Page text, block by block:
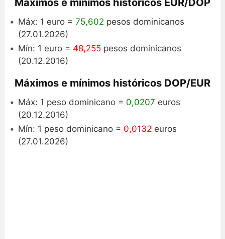
Máx: 1 euro = 75,602 pesos dominicanos
(27.01.2026)
Mín: 1 euro = 48,255pesos dominicanos
(20.12.2016)
Máximos e mínimos históricos DOP/EUR
Máx: 1 peso dominicano = 0,0207 euros
(20.12.2016)
Mín: 1 peso dominicano = 0,0132 euros
(27.01.2026)